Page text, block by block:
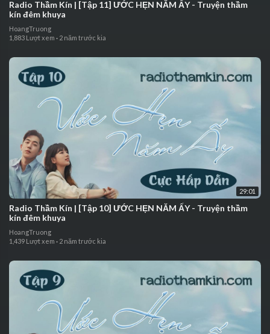
⁣⁣⁣Radio Thầm Kín | ⁣[Tập 11] ƯỚC HẸN NĂM ẤY - Truyện thầm
kín đêm khuya
HoangTruong
1,883 Lượt xem · 2 năm trước kia
29:01
⁣⁣Radio Thầm Kín | ⁣[Tập 10] ƯỚC HẸN NĂM ẤY - Truyện thầm
kín đêm khuya
HoangTruong
1,439 Lượt xem · 2 năm trước kia